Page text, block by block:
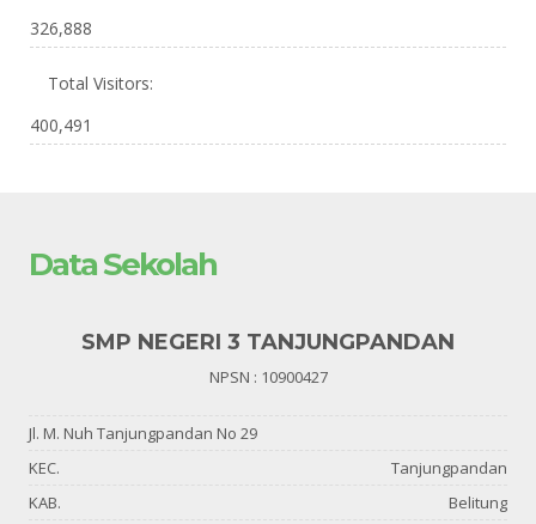
326,888
Total Visitors:
400,491
Data Sekolah
SMP NEGERI 3 TANJUNGPANDAN
NPSN : 10900427
Jl. M. Nuh Tanjungpandan No 29
KEC.
Tanjungpandan
KAB.
Belitung